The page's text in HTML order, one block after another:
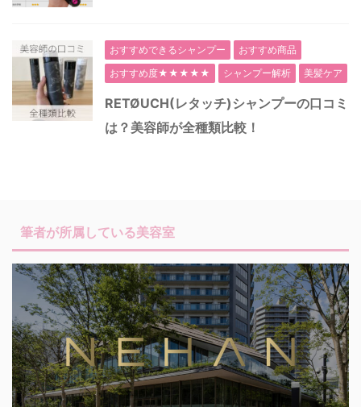
おすすめできるシャンプー
おすすめ商品
おすすめ度★★★★★
シャンプー解析 美髪ケア
RETØUCH(レタッチ)シャンプーの口コミ
は？美容師が全種類比較！
筆者が所属している美容室